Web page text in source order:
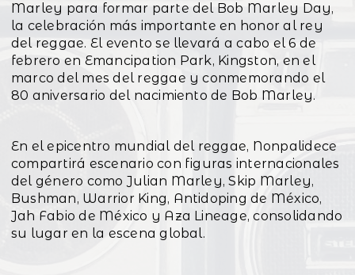
Marley para formar parte del Bob Marley Day,
la celebración más importante en honor al rey
del reggae. El evento se llevará a cabo el 6 de
febrero en Emancipation Park, Kingston, en el
marco del mes del reggae y conmemorando el
80 aniversario del nacimiento de Bob Marley.
En el epicentro mundial del reggae, Nonpalidece
compartirá escenario con figuras internacionales
del género como Julian Marley, Skip Marley,
Bushman, Warrior King, Antidoping de México,
Jah Fabio de México y Aza Lineage, consolidando
su lugar en la escena global.